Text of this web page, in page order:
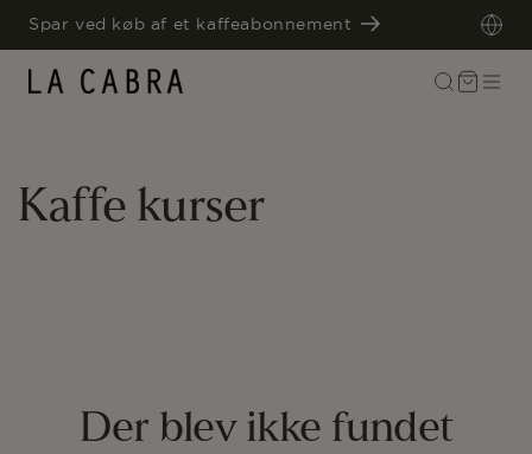
GÅ TIL
INDHOLD
Spar ved køb af et kaffeabonnement
Indkøbskurv
K
Kaffe kurser
Der blev ikke fundet